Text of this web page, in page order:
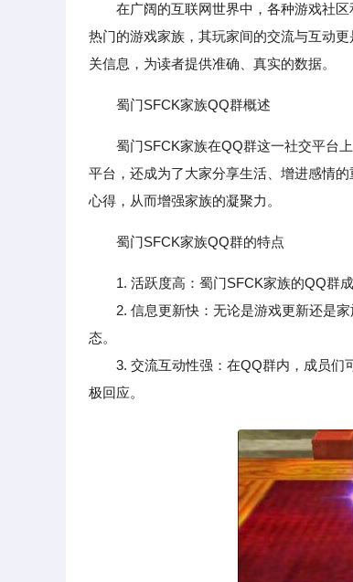
在广阔的互联网世界中，各种游戏社区
热门的游戏家族，其玩家间的交流与互动
关信息，为读者提供准确、真实的数据。
蜀门SFCK家族QQ群概述
蜀门SFCK家族在QQ群这一社交平台
平台，还成为了大家分享生活、增进感情
心得，从而增强家族的凝聚力。
蜀门SFCK家族QQ群的特点
1. 活跃度高：蜀门SFCK家族的QQ群
2. 信息更新快：无论是游戏更新还是家
态。
3. 交流互动性强：在QQ群内，成员们
极回应。